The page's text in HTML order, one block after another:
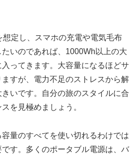
想定し、スマホの充電や電気毛布
いのであれば、1000Wh以上の大
ってきます。大容量になるほどサ
すが、電力不足のストレスから解
いです。自分の旅のスタイルに合
を見極めましょう。
量のすべてを使い切れるわけでは
す。多くのポータブル電源は、バ